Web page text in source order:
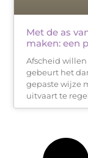
Met de as
maken: een
Afscheid
gebeurt het
gepaste wijze
uitvaart te